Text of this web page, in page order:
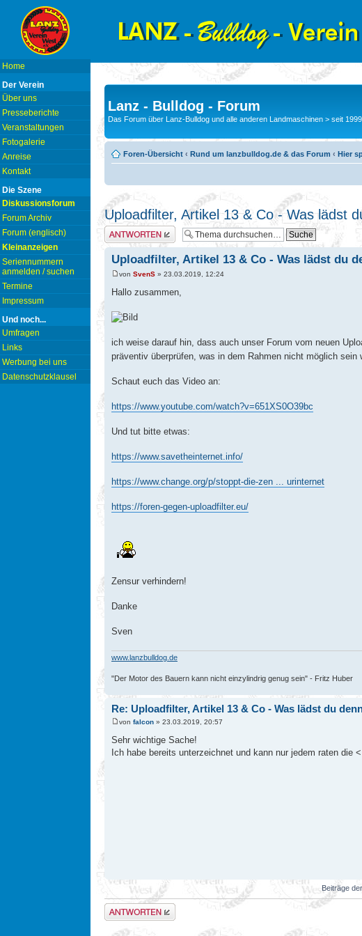
Home
Der Verein
Über uns
Presseberichte
Veranstaltungen
Fotogalerie
Anreise
Kontakt
Die Szene
Diskussionsforum
Forum Archiv
Forum (englisch)
Kleinanzeigen
Seriennummern
anmelden / suchen
Termine
Impressum
Und noch...
Umfragen
Links
Werbung bei uns
Datenschutzklausel
Lanz - Bulldog - Forum
Das Forum über Lanz-Bulldog und alle anderen Landmaschinen > seit
Foren-Übersicht ‹ Rund um lanzbulldog.de & das Forum ‹ Hier
Uploadfilter, Artikel 13 & Co - Was lädst
Antwort erstellen
Uploadfilter, Artikel 13 & Co - Was lädst du
von SvenS » 23.03.2019, 12:24
Hallo zusammen,
ich weise darauf hin, dass auch unser Forum vom neuen
präventiv überprüfen, was in dem Rahmen nicht möglich sein
Schaut euch das Video an:
https://www.youtube.com/watch?v=651XS0O39bc
Und tut bitte etwas:
https://www.savetheinternet.info/
https://www.change.org/p/stoppt-die-zen ... urinternet
https://foren-gegen-uploadfilter.eu/
Zensur verhindern!
Danke
Sven
www.lanzbulldog.de
"Der Motor des Bauern kann nicht einzylindrig genug sein" - Fritz Huber
Re: Uploadfilter, Artikel 13 & Co - Was lädst du
von falcon » 23.03.2019, 20:57
Sehr wichtige Sache!
Ich habe bereits unterzeichnet und kann nur jedem raten die
Beiträge
Antwort erstellen